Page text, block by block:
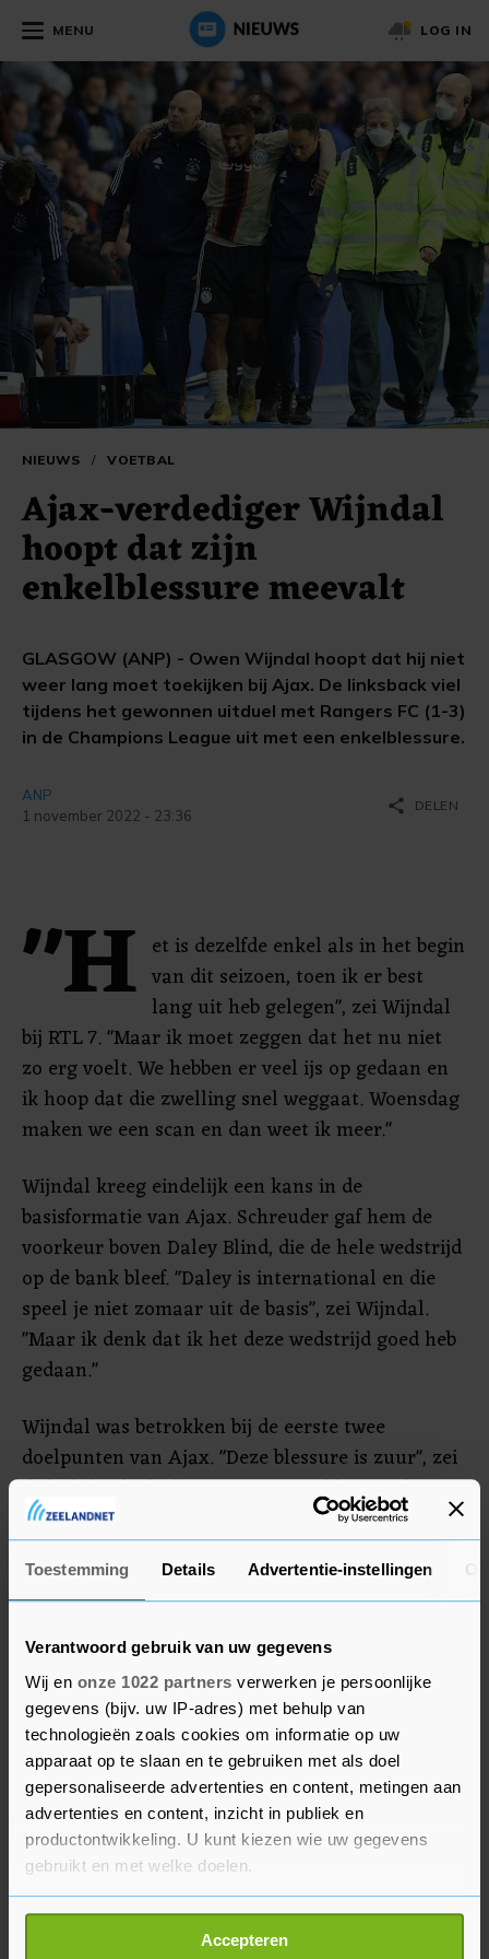
Toestemming Details Advertentie-instellingen
Verantwoord gebruik van uw gegevens
Wij en onze 1022 partners verwerken je persoonlijke
gegevens (bijv. uw IP-adres) met behulp van
technologieën zoals cookies om informatie op uw
apparaat op te slaan en te gebruiken met als doel
gepersonaliseerde advertenties en content, metingen aan
advertenties en content, inzicht in publiek en
productontwikkeling. U kunt kiezen wie uw gegevens
gebruikt en met welke doelen.
Als u het toestaat, willen we ook graag:
Informatie verzamelen over uw geografische
Accepteren
MENU LOG IN
NIEUWS / VOETBAL
Ajax-verdediger Wijndal
hoopt dat zijn
enkelblessure meevalt
GLASGOW (ANP) - Owen Wijndal hoopt dat hij niet
weer lang moet toekijken bij Ajax. De linksback viel
tijdens het gewonnen uitduel met Rangers FC (1-3)
in de Champions League uit met een enkelblessure.
ANP
1 november 2022 - 23:36
share DELEN
"H et is dezelfde enkel als in het begin
van dit seizoen, toen ik er best
lang uit heb gelegen", zei Wijndal
bij RTL 7. "Maar ik moet zeggen dat het nu niet
zo erg voelt. We hebben er veel ijs op gedaan en
ik hoop dat die zwelling snel weggaat. Woensdag
maken we een scan en dan weet ik meer."
Wijndal kreeg eindelijk een kans in de
basisformatie van Ajax. Schreuder gaf hem de
voorkeur boven Daley Blind, die de hele wedstrijd
op de bank bleef. "Daley is international en die
speel je niet zomaar uit de basis", zei Wijndal.
"Maar ik denk dat ik het deze wedstrijd goed heb
gedaan."
Wijndal was betrokken bij de eerste twee
doelpunten van Ajax. "Deze blessure is zuur", zei
de linksback, die kort voor rust geblesseerd van
het veld ging. "Maar ik moet nu snel fit worden.
Ik denk dat het wel goed komt."